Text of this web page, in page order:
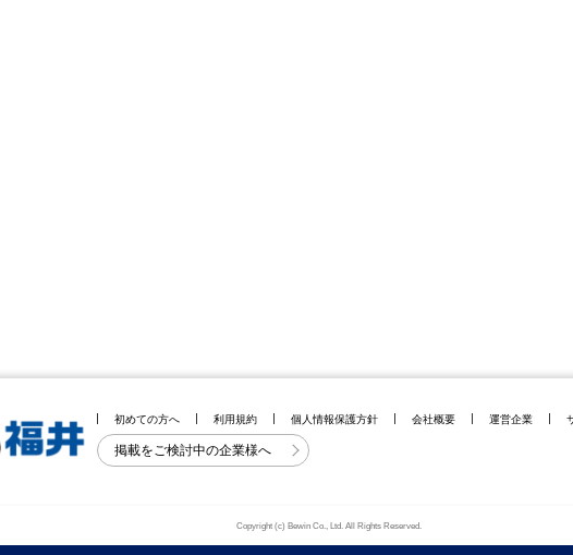
初めての方へ 利用規約 個人情報保護方針 会社概要 運営企業
掲載をご検討中の企業様へ
Copyright (c) Bewin Co., Ltd. All Rights Reserved.